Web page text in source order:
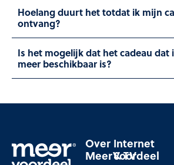
Hoelang duurt het totdat ik mijn
ontvang?
Is het mogelijk dat het cadeau dat
meer beschikbaar is?
Over
MeerVoordeel
Internet
& TV